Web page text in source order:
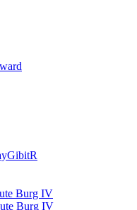
Burg IV
Burg IV